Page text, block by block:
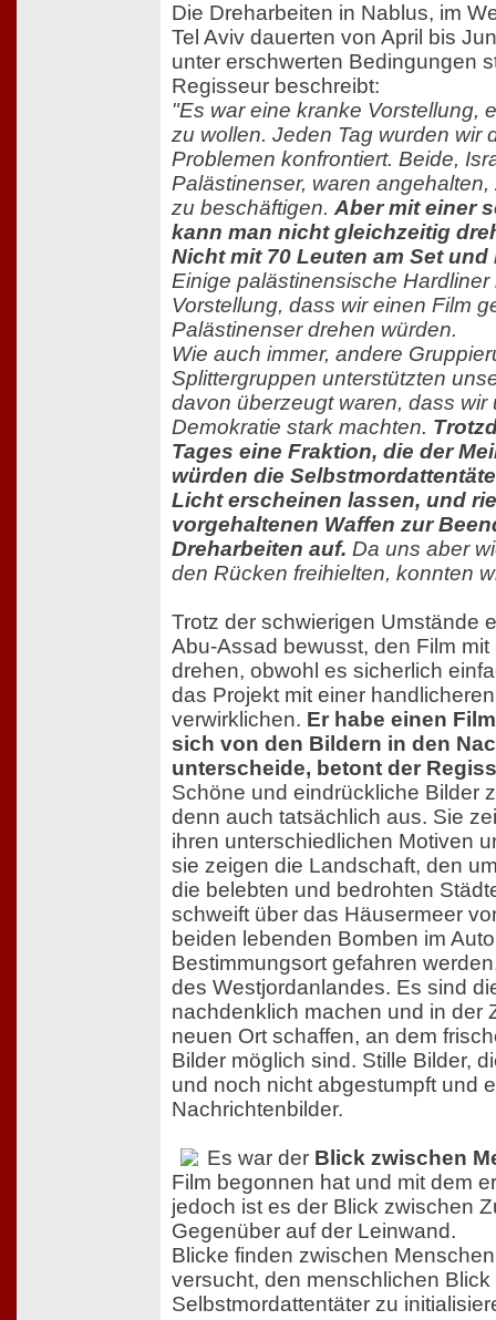
Die Dreharbeiten in Nablus, im
Tel Aviv dauerten von April bis
unter erschwerten Bedingungen
Regisseur beschreibt:
"Es war eine kranke Vorstellung,
zu wollen. Jeden Tag wurden wir
Problemen konfrontiert. Beide,
Palästinenser, waren
zu beschäftigen.Aber mit einer
kann man nicht gleichzeitig
Nicht mit 70 Leuten am Set
Einige palästinensische
Vorstellung, dass wir einen Film
Palästinenser drehen würden.
Wie auch immer, andere
Splittergruppen unterstützten
davon überzeugt waren, dass wir
Demokratie stark machten.
Tages eine Fraktion, die der
würden die
Licht erscheinen lassen, und
vorgehaltenen Waffen zur
Dreharbeiten auf. Da uns aber
den Rücken freihielten, konnten
Trotz der schwierigen Umstände
Abu-Assad bewusst, den Film
drehen, obwohl es sicherlich
das Projekt mit einer
verwirklichen. Er habe einen
sich von den Bildern in den
unterscheide, betont der
Schöne und eindrückliche Bilder
denn auch tatsächlich aus. Sie
ihren unterschiedlichen Motiven
sie zeigen die Landschaft, den
die belebten und bedrohten
schweift über das Häusermeer
beiden lebenden Bomben im
Bestimmungsort gefahren
des Westjordanlandes. Es sind
nachdenklich machen und in der
neuen Ort schaffen, an dem
Bilder möglich sind. Stille Bilder,
und noch nicht abgestumpft und
Nachrichtenbilder.
Es war der Blick zwischen
Film begonnen hat und mit dem
jedoch ist es der Blick zwischen
Gegenüber auf der Leinwand.
Blicke finden zwischen
versucht, den menschlichen Blick
Selbstmordattentäter zu